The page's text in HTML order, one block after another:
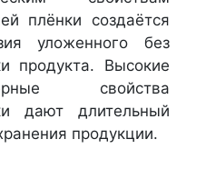
плёнки создаётся
уложенного без
продукта. Высокие
свойства
дают длительный
продукции.